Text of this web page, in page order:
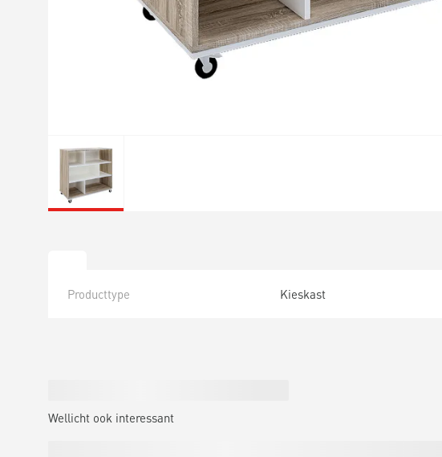
Producttype Kieskast
Wellicht ook interessant